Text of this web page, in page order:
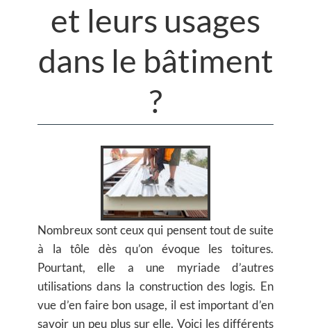
et leurs usages
dans le bâtiment
?
Nombreux sont ceux qui pensent tout de suite
à la tôle dès qu’on évoque les toitures.
Pourtant, elle a une myriade d’autres
utilisations dans la construction des logis. En
vue d’en faire bon usage, il est important d’en
savoir un peu plus sur elle. Voici les différents